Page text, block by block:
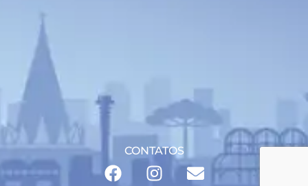
CONTATOS